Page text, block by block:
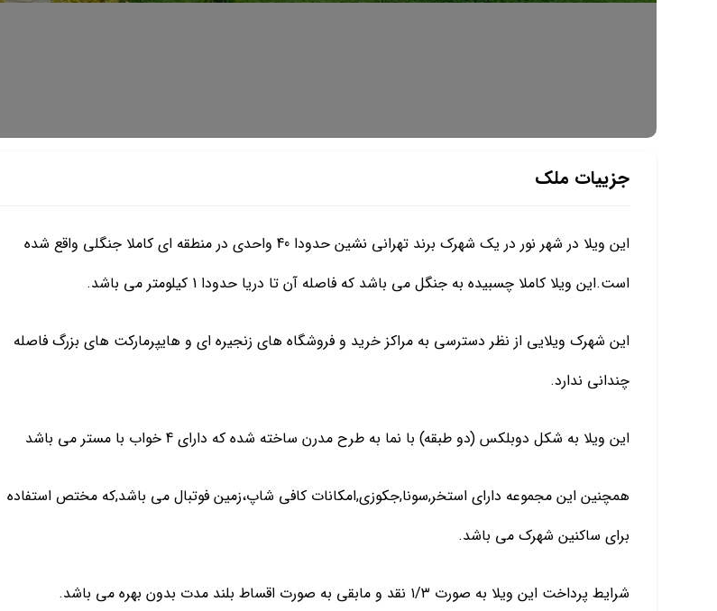
جزییات ملک
این ویلا در شهر نور در یک شهرک برند تهرانی نشین حدودا 40 واحدی در منطقه ای کاملا جنگلی واقع شده
است.این ویلا کاملا چسبیده به جنگل می باشد که فاصله آن تا دریا حدودا 1 کیلومتر می باشد.
این شهرک ویلایی از نظر دسترسی به مراکز خرید و فروشگاه های زنجیره ای و هایپرمارکت های بزرگ فاصله
چندانی ندارد.
این ویلا به شکل دوبلکس (دو طبقه) با نما به طرح مدرن ساخته شده که دارای 4 خواب با مستر می باشد
همچنین این مجموعه دارای استخر,سونا,جکوزی,امکانات کافی شاپ،زمین فوتبال می باشد,که مختص استفاده
برای ساکنین شهرک می باشد.
شرایط پرداخت این ویلا به صورت ۱/۳ نقد و مابقی به صورت اقساط بلند مدت بدون بهره می باشد.